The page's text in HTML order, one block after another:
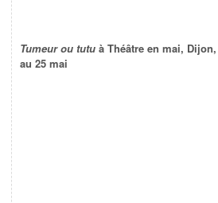
Tumeur ou tutu à Théâtre en mai,
au 25 mai